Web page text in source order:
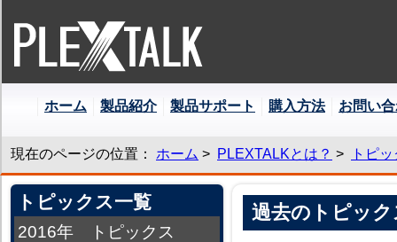
ジ
ン
ホーム 製品紹介 製品サポート 購入方法 お問い
現在のページの位置： ホーム > PLEXTALKとは？ > トピ
トピックス一覧
2016年 トピックス
過去のトピック